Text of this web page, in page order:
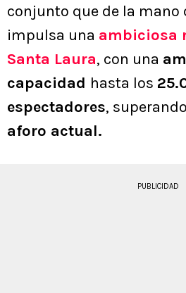
conjunto que de la mano
impulsa una ambiciosa
Santa Laura, con una
capacidad hasta los
espectadores,
aforo actual.
PUBLICIDAD